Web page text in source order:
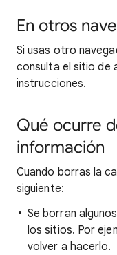
En otros
Si usas otro
consulta el sitio de
instrucciones.
Qué ocurre
información
Cuando borras la
siguiente:
Se borran
los sitios. Por
volver a hacerlo.